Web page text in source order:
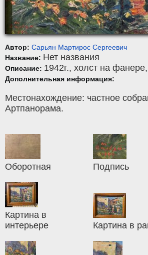
Автор: Сарьян Мартирос Сергеевич
Название: Нет названия
Описание: 1942г., холст на фанере,
Дополнительная информация:
Местонахождение: частное
Артпанорама.
Оборотная Подпись
Картина в
интерьере
Картина в